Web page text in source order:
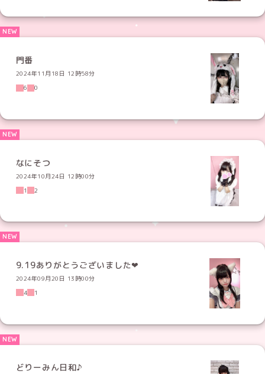
門番
2024年11月18日 12時58分
6
0
なにそつ
2024年10月24日 12時00分
1
2
9.19ありがとうございました❤︎
2024年09月20日 13時00分
4
1
どりーみん日和♪